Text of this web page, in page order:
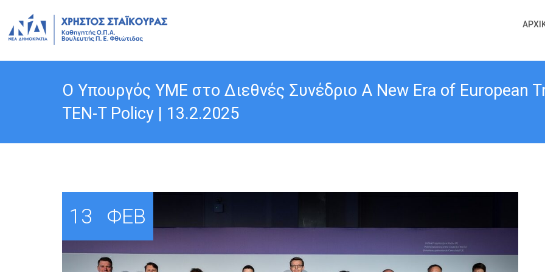
Ο Υπουργός ΥΜΕ στο Διεθνές Συνέδριο A New Era of European
TEN-T Policy | 13.2.2025
13 ΦΕΒ